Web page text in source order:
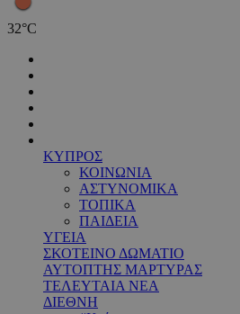
32°C
ΚΥΠΡΟΣ
ΚΟΙΝΩΝΙΑ
ΑΣΤΥΝΟΜΙΚΑ
ΤΟΠΙΚΑ
ΠΑΙΔΕΙΑ
ΥΓΕΙΑ
ΣΚΟΤΕΙΝΟ ΔΩΜΑΤΙΟ
ΑΥΤΟΠΤΗΣ ΜΑΡΤΥΡΑΣ
ΤΕΛΕΥΤΑΙΑ ΝΕΑ
ΔΙΕΘΝΗ